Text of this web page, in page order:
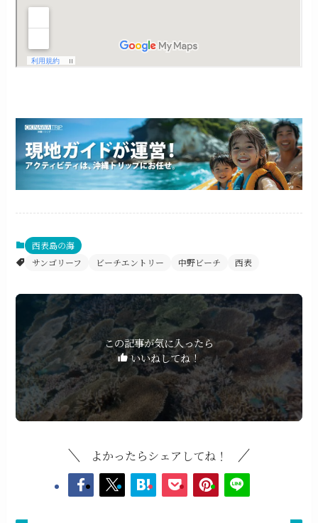
西表島の海
サンゴリーフ
ビーチエントリー 中野ビーチ 西表
この記事が気に入ったら
いいねしてね！
よかったらシェアしてね！